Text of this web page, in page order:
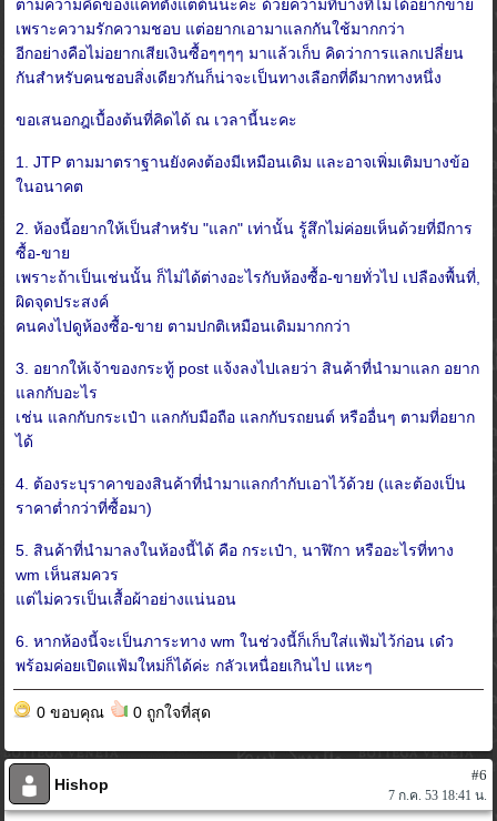
ตามความคิดของแคทตั้งแต่ต้นนะคะ ด้วยความที่บางทีไม่ได้อยากขาย
เพราะความรักความชอบ แต่อยากเอามาแลกกันใช้มากกว่า
อีกอย่างคือไม่อยากเสียเงินซื้อๆๆๆๆ มาแล้วเก็บ คิดว่าการแลกเปลี่ยน
กันสำหรับคนชอบสิ่งเดียวกันก็น่าจะเป็นทางเลือกที่ดีมากทางหนึ่ง
ขอเสนอกฎเบื้องต้นที่คิดได้ ณ เวลานี้นะคะ
1. JTP ตามมาตราฐานยังคงต้องมีเหมือนเดิม และอาจเพิ่มเติมบางข้อ
ในอนาคต
2. ห้องนี้อยากให้เป็นสำหรับ "แลก" เท่านั้น รู้สึกไม่ค่อยเห็นด้วยที่มีการ
ซื้อ-ขาย
เพราะถ้าเป็นเช่นนั้น ก็ไม่ได้ต่างอะไรกับห้องซื้อ-ขายทั่วไป เปลืองพื้นที่,
ผิดจุดประสงค์
คนคงไปดูห้องซื้อ-ขาย ตามปกติเหมือนเดิมมากกว่า
3. อยากให้เจ้าของกระทู้ post แจ้งลงไปเลยว่า สินค้าที่นำมาแลก อยาก
แลกกับอะไร
เช่น แลกกับกระเป๋า แลกกับมือถือ แลกกับรถยนต์ หรืออื่นๆ ตามที่อยาก
ได้
4. ต้องระบุราคาของสินค้าที่นำมาแลกกำกับเอาไว้ด้วย (และต้องเป็น
ราคาต่ำกว่าที่ซื้อมา)
5. สินค้าที่นำมาลงในห้องนี้ได้ คือ กระเป๋า, นาฬิกา หรืออะไรที่ทาง
wm เห็นสมควร
แต่ไม่ควรเป็นเสื้อผ้าอย่างแน่นอน
6. หากห้องนี้จะเป็นภาระทาง wm ในช่วงนี้ก็เก็บใส่แฟ้มไว้ก่อน เด๋ว
พร้อมค่อยเปิดแฟ้มใหม่ก็ได้ค่ะ กลัวเหนื่อยเกินไป แหะๆ
0 ขอบคุณ 0 ถูกใจที่สุด
Hishop
#6
7 ก.ค. 53 18:41 น.